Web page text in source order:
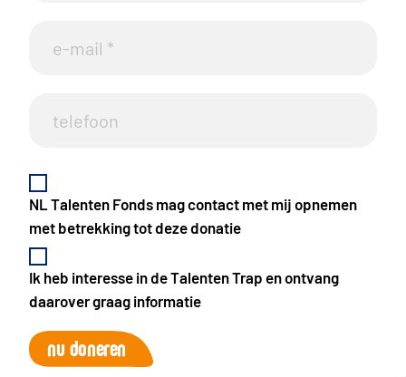
NL Talenten Fonds mag contact met mij opnemen
met betrekking tot deze donatie
Ik heb interesse in de Talenten Trap en ontvang
daarover graag informatie